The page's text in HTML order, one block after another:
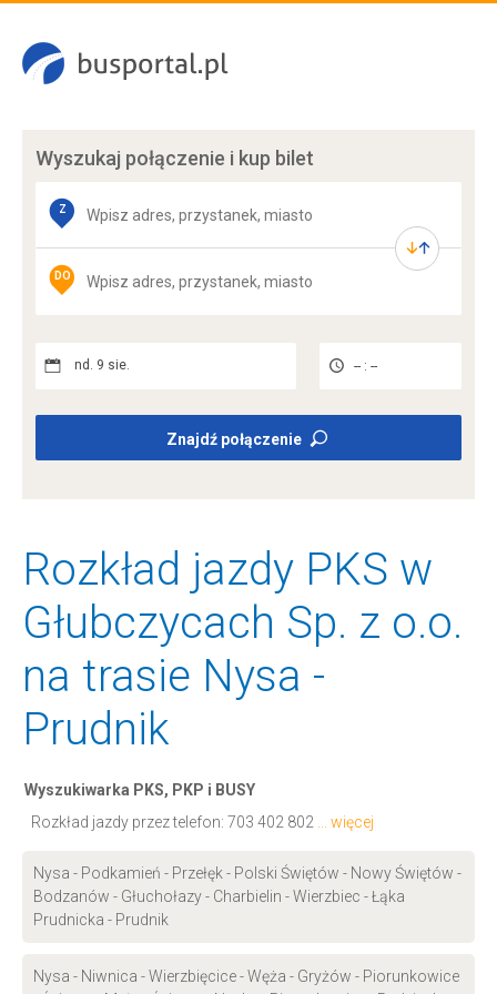
Wyszukaj połączenie i kup bilet
Z
DO
nd. 9 sie. -- : --
Znajdź połączenie
Rozkład jazdy PKS w
Głubczycach Sp. z o.o.
na trasie Nysa -
Prudnik
Wyszukiwarka PKS, PKP i BUSY
Rozkład jazdy przez telefon: 703 402 802 ... więcej
Nysa - Podkamień - Przełęk - Polski Świętów - Nowy Świętów -
Bodzanów - Głuchołazy - Charbielin - Wierzbiec - Łąka
Prudnicka - Prudnik
Nysa - Niwnica - Wierzbięcice - Węża - Gryżów - Piorunkowice